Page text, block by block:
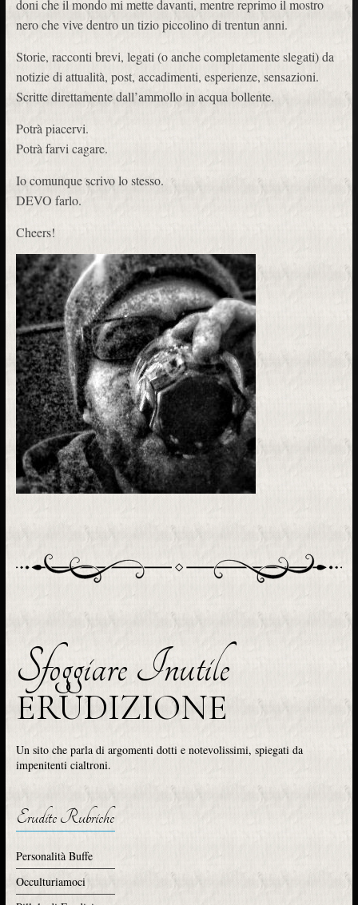
doni che il mondo mi mette davanti, mentre reprimo il mostro
nero che vive dentro un tizio piccolino di trentun anni.
Storie, racconti brevi, legati (o anche completamente slegati) da
notizie di attualità, post, accadimenti, esperienze, sensazioni.
Scritte direttamente dall’ammollo in acqua bollente.
Potrà piacervi.
Potrà farvi cagare.
Io comunque scrivo lo stesso.
DEVO farlo.
Cheers!
Sfoggiare Inutile
ERUDIZIONE
Un sito che parla di argomenti dotti e notevolissimi, spiegati da
impenitenti cialtroni.
Erudite Rubriche
Personalità Buffe
Occulturiamoci